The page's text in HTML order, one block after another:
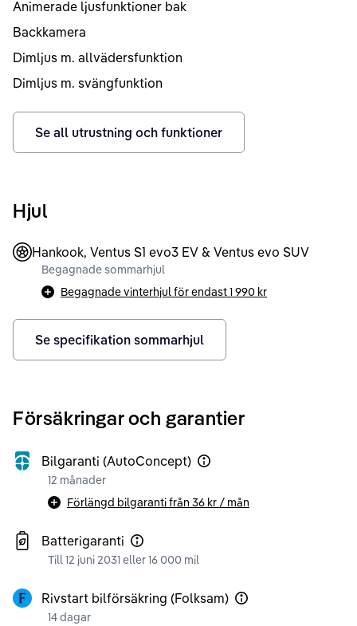
Animerade ljusfunktioner bak
Backkamera
Dimljus m. allvädersfunktion
Dimljus m. svängfunktion
Se all utrustning och funktioner
Hjul
Hankook, Ventus S1 evo3 EV & Ventus evo SUV
Begagnade sommarhjul
Begagnade vinterhjul för endast1 990 kr
Se specifikation sommarhjul
Försäkringar och garantier
Bilgaranti (AutoConcept)
12 månader
Förlängd bilgaranti från 36 kr / mån
Batterigaranti
Till 12 juni 2031 eller 16 000 mil
Rivstart bilförsäkring (Folksam)
14 dagar